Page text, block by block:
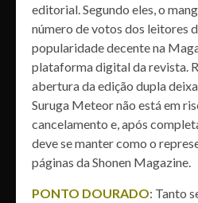
editorial. Segundo eles, o
número de votos dos leitores
popularidade decente na
plataforma digital da revista.
abertura da edição dupla
Suruga Meteor não está em
cancelamento e, após
deve se manter como o
páginas da Shonen Magazine.
PONTO DOURADO: Tanto